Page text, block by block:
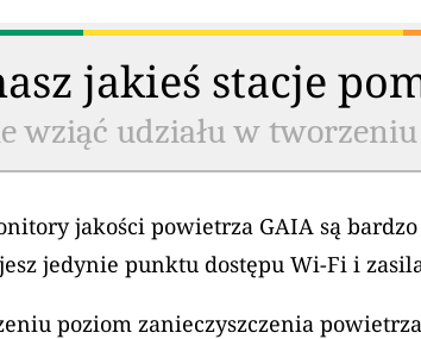
jakieś stacje
wziąć udziału w
jakości powietrza GAIA są
jedynie punktu dostępu Wi-Fi i
poziom zanieczyszczenia